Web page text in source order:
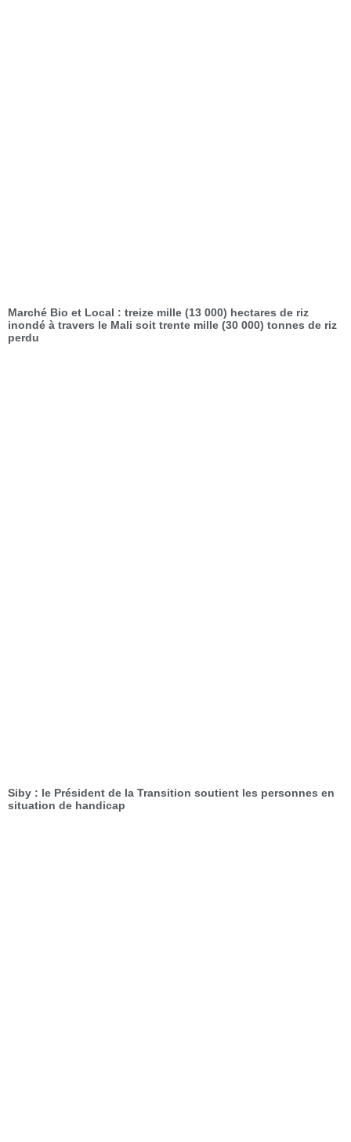
Marché Bio et Local : treize mille (13 000) hectares de riz
inondé à travers le Mali soit trente mille (30 000) tonnes de riz
perdu
Siby : le Président de la Transition soutient les personnes en
situation de handicap